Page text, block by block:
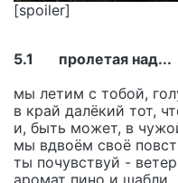
[spoiler]
5.1 пролетая над...
мы летим с тобой,
в край далёкий тот,
и, быть может, в
мы вдвоём своё
ты почувствуй -
аромат пино и шабли.